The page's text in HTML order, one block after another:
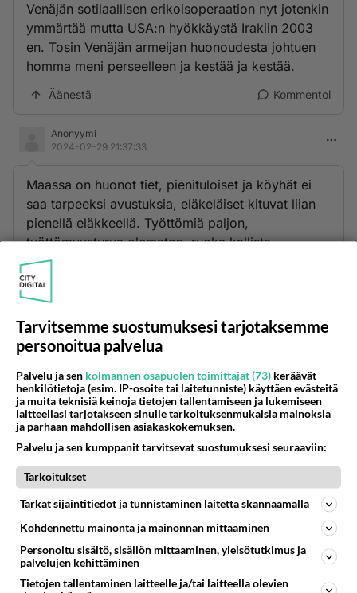
Venäjän sotilaallisen erikoisoperaation nyt jotenkin
ymmärtää mutta USA:n hyökkäystä Irakiin 2003
en. Tosin Venäjän armeijan huonoudesta johtuen
homma meni perseelleen ja kestää ja kestää.
Äänestä Kommentoi
Anonyymi
2024-02-29 21:37:33
Maassa on huonot tiet, pienituloiset ja köyhät ei
saa tarpeeksi avustuksia, eläkeläiset kituvat liian
pienellä eläkkeellä. Työttömiä paljon,
työttömyysturva olematon, ruoka kallista.
Kuulostaa niin tutulta, mutta Venäjästähän tässä
onkin kyse!
Anonyymi
Hehe! Samat ongelmat kuin Suomessakin ihan
ilman sotaakin. Tai viehän se sota
varallisuutemme Ukrainaan, niin tavallaan
sodassa mukana ollaan!
Äänestä
Anonyymi
2024-02-29 21:46:47
Anonyymikirjoitti:
Hehe! Samat ongelmat kuin Suomessakin ihan ilman
Tarvitsemme suostumuksesi tarjotaksemme
personoitua palvelua
Palvelu ja sen kolmannen osapuolen toimittajat (73) keräävät
henkilötietoja (esim. IP-osoite tai laitetunniste) käyttäen evästeitä
ja muita teknisiä keinoja tietojen tallentamiseen ja lukemiseen
laitteellasi tarjotakseen sinulle tarkoituksenmukaisia mainoksia
ja parhaan mahdollisen asiakaskokemuksen.
Palvelu ja sen kumppanit tarvitsevat suostumuksesi seuraaviin:
Tarkoitukset
Tarkat sijaintitiedot ja tunnistaminen laitetta skannaamalla
Kohdennettu mainonta ja mainonnan mittaaminen
Personoitu sisältö, sisällön mittaaminen, yleisötutkimus ja
palvelujen kehittäminen
Tietojen tallentaminen laitteelle ja/tai laitteella olevien